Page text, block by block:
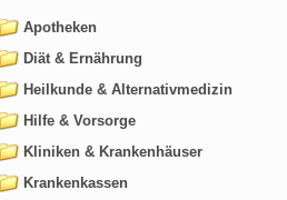
Apotheken
Diät & Ernährung
Heilkunde & Alternativmedizin
Hilfe & Vorsorge
Kliniken & Krankenhäuser
Krankenkassen